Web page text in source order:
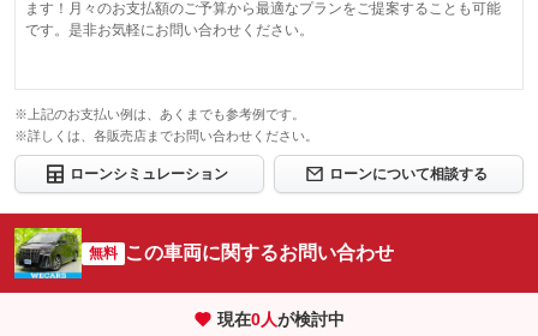
ます！月々のお支払額のご予算から最適なプランをご提案することも可能
です。是非お気軽にお問い合わせください。
※上記のお支払い例は、あくまでも参考例です。
※詳しくは、各販売店までお問い合わせください。
ローンシミュレーション ローンについて相談する
無料 この車両に関するお問い合わせ
現在0人が検討中